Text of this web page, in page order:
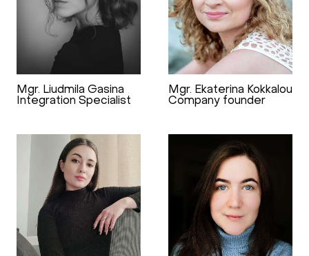
Mgr. Liudmila Gasina
Integration Specialist
Mgr. Ekaterina Kokkalou
Company founder